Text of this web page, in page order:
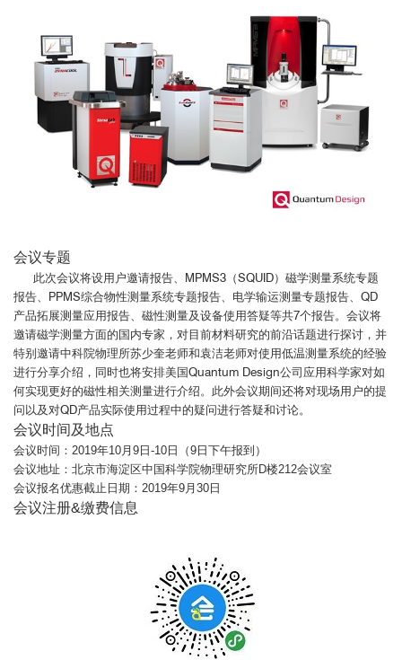
会议专题
此次会议将设用户邀请报告、MPMS3（SQUID）磁学测量系统专题
报告、PPMS综合物性测量系统专题报告、电学输运测量专题报告、QD
产品拓展测量应用报告、磁性测量及设备使用答疑等共7个报告。会议将
邀请磁学测量方面的国内专家，对目前材料研究的前沿话题进行探讨，并
特别邀请中科院物理所苏少奎老师和袁洁老师对使用低温测量系统的经验
进行分享介绍，同时也将安排美国Quantum Design公司应用科学家对如
何实现更好的磁性相关测量进行介绍。此外会议期间还将对现场用户的提
问以及对QD产品实际使用过程中的疑问进行答疑和讨论。
会议时间及地点
会议时间：2019年10月9日-10日（9日下午报到）
会议地址：北京市海淀区中国科学院物理研究所D楼212会议室
会议报名优惠截止日期：2019年9月30日
会议注册&缴费信息